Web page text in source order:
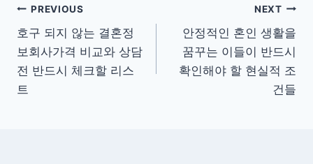
글
탐
색
PREVIOUS
호구 되지 않는 결혼정
보회사가격 비교와 상담
전 반드시 체크할 리스
트
NEXT
안정적인 혼인 생활을
꿈꾸는 이들이 반드시
확인해야 할 현실적 조
건들